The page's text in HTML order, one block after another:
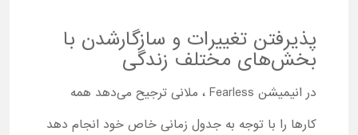
پذیرفتن تغییرات و سازگارشدن با
بخش‌های مختلف زندگی
در انیمیشن Fearless ، ملانی ترجیح می‌دهد همه
کارها را با توجه به جدول زمانی خاص خود انجام دهد